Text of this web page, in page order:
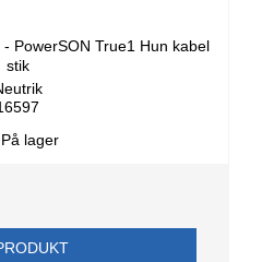
PowerSON True1 Hun kabel
stik
På lager